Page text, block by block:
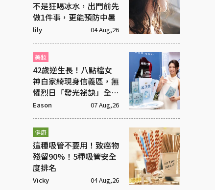
不是狂喝冰水，出門前先
做1件事，更能預防中暑
lily 04 Aug,26
美妝
42歲逆生長！八點檔女
神白家綺現身信義區，無
懼烈日「發光祕訣」全靠
這包
Eason 07 Aug,26
健康
這種吸管不要用！致癌物
殘留90%！5種吸管安全
度排名
Vicky 04 Aug,26